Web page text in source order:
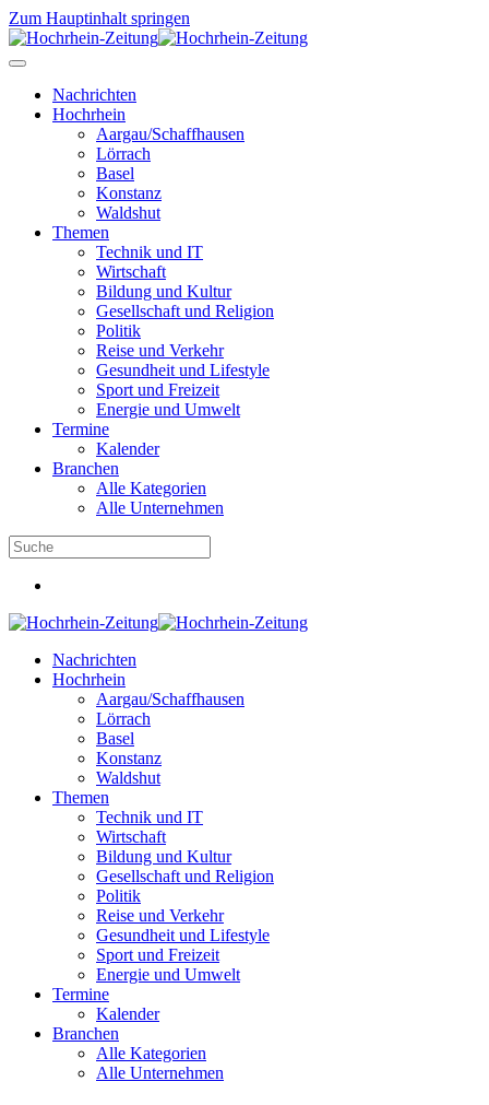
Zum Hauptinhalt springen
Nachrichten
Hochrhein
Aargau/Schaffhausen
Lörrach
Basel
Konstanz
Waldshut
Themen
Technik und IT
Wirtschaft
Bildung und Kultur
Gesellschaft und Religion
Politik
Reise und Verkehr
Gesundheit und Lifestyle
Sport und Freizeit
Energie und Umwelt
Termine
Kalender
Branchen
Alle Kategorien
Alle Unternehmen
Nachrichten
Hochrhein
Aargau/Schaffhausen
Lörrach
Basel
Konstanz
Waldshut
Themen
Technik und IT
Wirtschaft
Bildung und Kultur
Gesellschaft und Religion
Politik
Reise und Verkehr
Gesundheit und Lifestyle
Sport und Freizeit
Energie und Umwelt
Termine
Kalender
Branchen
Alle Kategorien
Alle Unternehmen